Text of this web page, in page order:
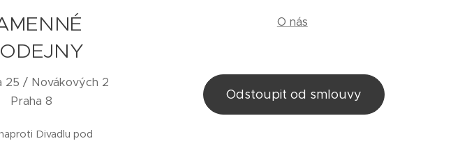
25 / Novákových 2
Praha 8
Divadlu pod
O nás
Odstoupit od smlouvy